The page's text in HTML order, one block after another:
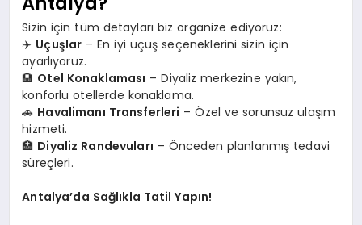
Sizin için tüm detayları biz organize ediyoruz:
✈️ Uçuşlar – En iyi uçuş seçeneklerini sizin için
ayarlıyoruz.
🏨 Otel Konaklaması – Diyaliz merkezine yakın,
konforlu otellerde konaklama.
🚗 Havalimanı Transferleri – Özel ve sorunsuz ulaşım
hizmeti.
🏥 Diyaliz Randevuları – Önceden planlanmış tedavi
süreçleri.
Antalya’da Sağlıkla Tatil Yapın!